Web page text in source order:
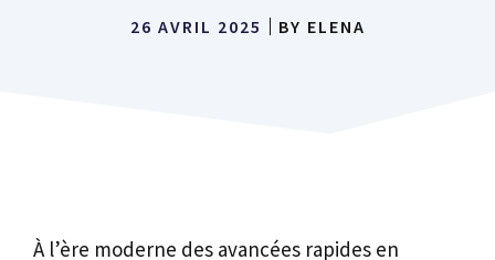
26 AVRIL 2025 BY ELENA
À l’ère moderne des avancées rapides en